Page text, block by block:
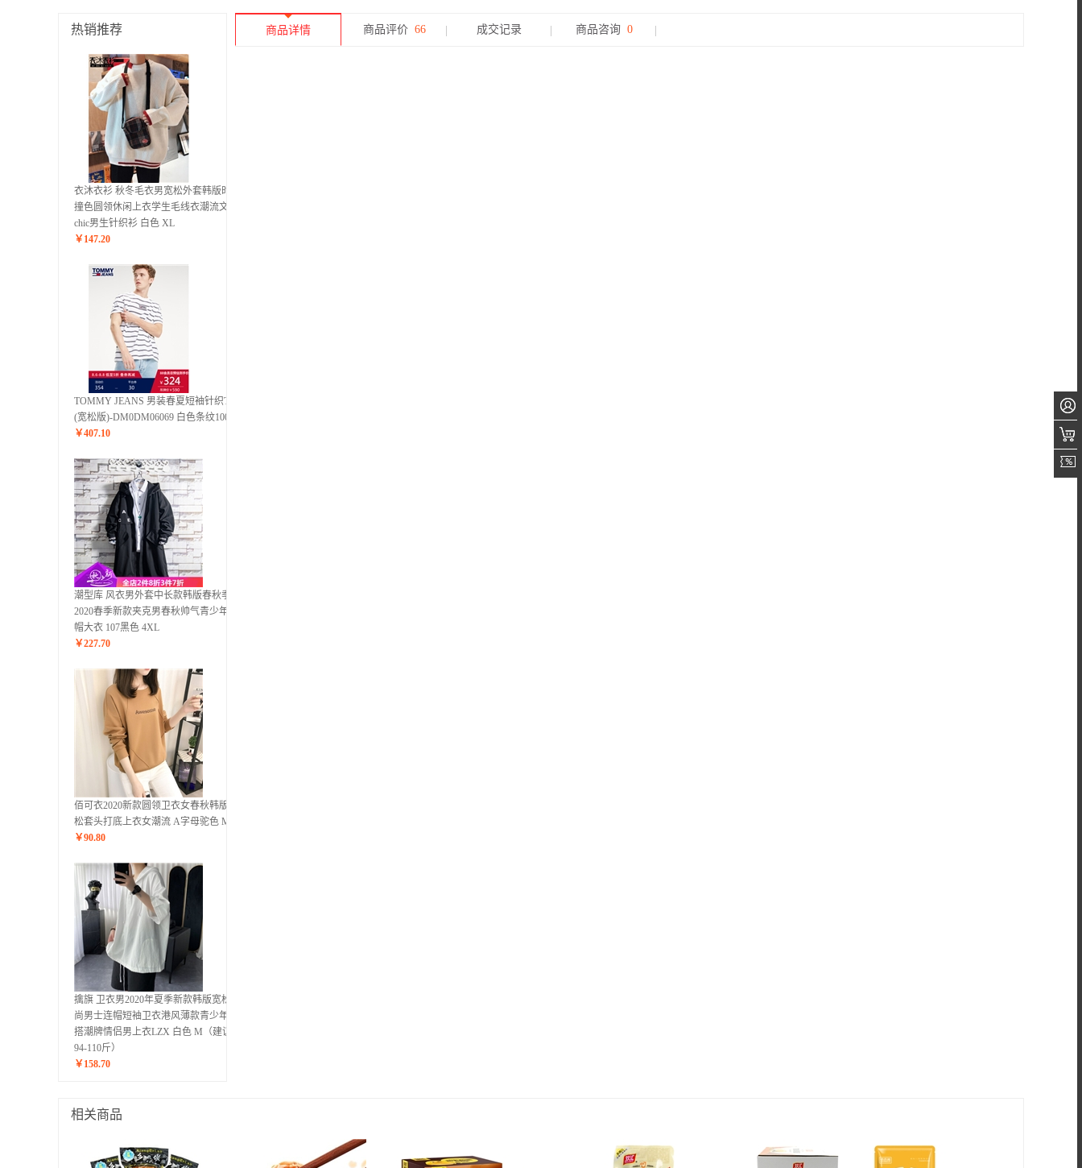
热销推荐
衣沐衣衫 秋冬毛衣男宽松外套韩版时尚
撞色圆领休闲上衣学生毛线衣潮流文艺
chic男生针织衫 白色 XL
￥ 147.20
TOMMY JEANS 男装春夏短袖针织T恤
(宽松版)-DM0DM06069 白色条纹100 M
￥407.10
潮型库 风衣男外套中长款韩版春秋季
2020春季新款夹克男春秋帅气青少年连
帽大衣 107黑色 4XL
￥227.70
佰可衣2020新款圆领卫衣女春秋韩版宽
松套头打底上衣女潮流 A字母驼色 M
￥90.80
擒旗 卫衣男2020年夏季新款韩版宽松时
尚男士连帽短袖卫衣港风薄款青少年百
搭潮牌情侣男上衣LZX 白色 M（建议
94-110斤）
￥ 158.70
商品详情 商品评价 66 成交记录 商品咨询 0